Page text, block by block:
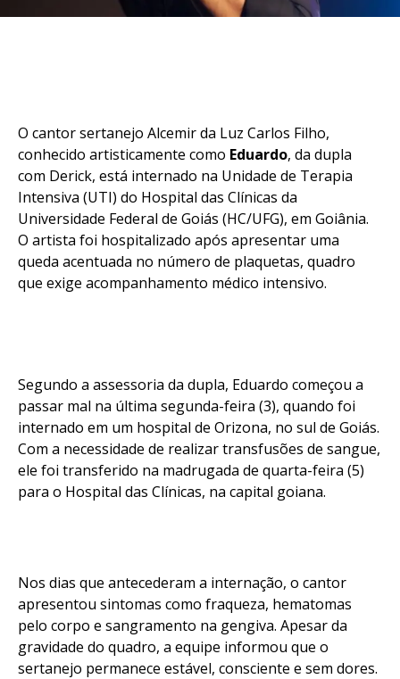
O cantor sertanejo Alcemir da Luz Carlos Filho,
conhecido artisticamente como Eduardo, da dupla
com Derick, está internado na Unidade de Terapia
Intensiva (UTI) do Hospital das Clínicas da
Universidade Federal de Goiás (HC/UFG), em Goiânia.
O artista foi hospitalizado após apresentar uma
queda acentuada no número de plaquetas, quadro
que exige acompanhamento médico intensivo.
Segundo a assessoria da dupla, Eduardo começou a
passar mal na última segunda-feira (3), quando foi
internado em um hospital de Orizona, no sul de Goiás.
Com a necessidade de realizar transfusões de sangue,
ele foi transferido na madrugada de quarta-feira (5)
para o Hospital das Clínicas, na capital goiana.
Nos dias que antecederam a internação, o cantor
apresentou sintomas como fraqueza, hematomas
pelo corpo e sangramento na gengiva. Apesar da
gravidade do quadro, a equipe informou que o
sertanejo permanece estável, consciente e sem dores.